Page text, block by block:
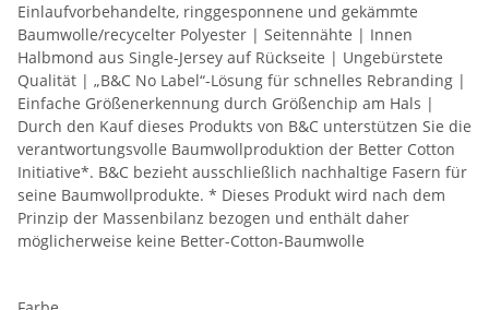
Einlaufvorbehandelte, ringgesponnene und gekämmte
Baumwolle/recycelter Polyester | Seitennähte | Innen
Halbmond aus Single-Jersey auf Rückseite | Ungebürstete
Qualität | „B&C No Label“-Lösung für schnelles Rebranding |
Einfache Größenerkennung durch Größenchip am Hals |
Durch den Kauf dieses Produkts von B&C unterstützen Sie die
verantwortungsvolle Baumwollproduktion der Better Cotton
Initiative*. B&C bezieht ausschließlich nachhaltige Fasern für
seine Baumwollprodukte. * Dieses Produkt wird nach dem
Prinzip der Massenbilanz bezogen und enthält daher
möglicherweise keine Better-Cotton-Baumwolle